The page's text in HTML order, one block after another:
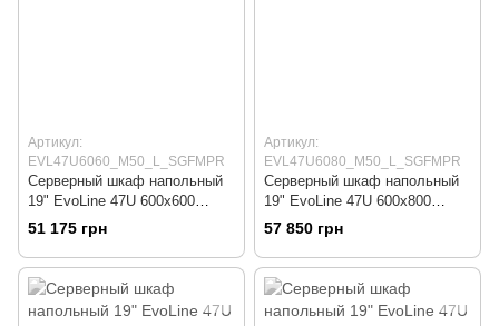
Артикул:
EVL47U6060_M50_L_SGFMPR
Серверный шкаф напольный
19" EvoLine 47U 600x600
(EVL47U6060_M50_L_SGFMP
51 175 грн
Артикул:
EVL47U6080_M50_L_SGFMPR
Серверный шкаф напольный
19" EvoLine 47U 600x800
(EVL47U6080_M50_L_SGFMP
57 850 грн